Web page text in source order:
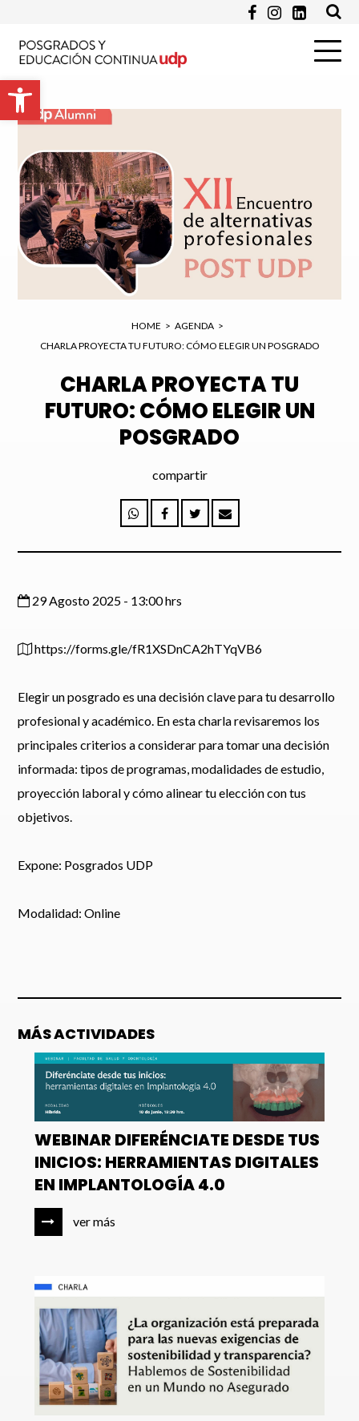
Abrir barra de herramientas
Apellido *
Email *
Programa de Interés *
Pregunta
Enviar
HOME > AGENDA >
CHARLA PROYECTA TU FUTURO: CÓMO ELEGIR UN POSGRADO
CHARLA PROYECTA TU
FUTURO: CÓMO ELEGIR UN
POSGRADO
compartir
29 Agosto 2025 - 13:00 hrs
https://forms.gle/fR1XSDnCA2hTYqVB6
Elegir un posgrado es una decisión clave para tu desarrollo
profesional y académico. En esta charla revisaremos los
principales criterios a considerar para tomar una decisión
informada: tipos de programas, modalidades de estudio,
proyección laboral y cómo alinear tu elección con tus
objetivos.
Expone: Posgrados UDP
Modalidad: Online
MÁS ACTIVIDADES
WEBINAR DIFERÉNCIATE DESDE TUS
INICIOS: HERRAMIENTAS DIGITALES
EN IMPLANTOLOGÍA 4.0
ver más